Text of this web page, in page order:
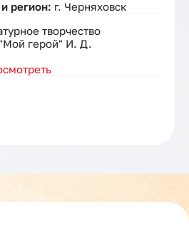
регион: г. Черняховск
творчество
"Мой герой" И. Д.